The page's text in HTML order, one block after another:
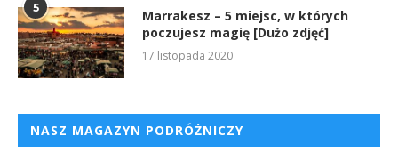
5
Marrakesz – 5 miejsc, w których
poczujesz magię [Dużo zdjęć]
17 listopada 2020
NASZ MAGAZYN PODRÓŻNICZY